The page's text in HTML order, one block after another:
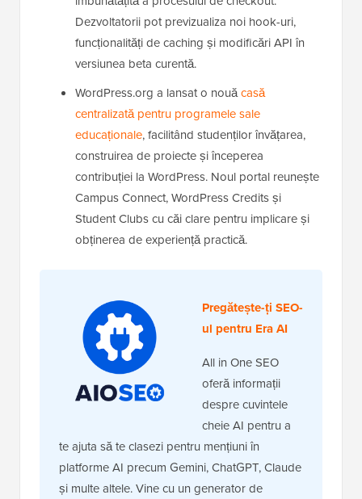
Dezvoltatorii pot previzualiza noi hook-uri,
funcționalități de caching și modificări API în
versiunea beta curentă.
WordPress.org a lansat o nouăcasă
centralizată pentru programele sale
educaționale, facilitând studenților învățarea,
construirea de proiecte și începerea
contribuției la WordPress. Noul portal reunește
Campus Connect, WordPress Credits și
Student Clubs cu căi clare pentru implicare și
obținerea de experiență practică.
Pregătește-ți SEO-
ul pentru Era AI
All in One SEO
oferă informații
despre cuvintele
cheie AI pentru a
te ajuta să te clasezi pentru mențiuni în
platforme AI precum Gemini, ChatGPT, Claude
și multe altele. Vine cu un generator de